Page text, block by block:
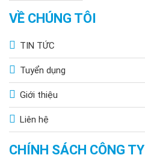
VỀ CHÚNG TÔI
TIN TỨC
Tuyển dụng
Giới thiệu
Liên hệ
CHÍNH SÁCH CÔNG TY